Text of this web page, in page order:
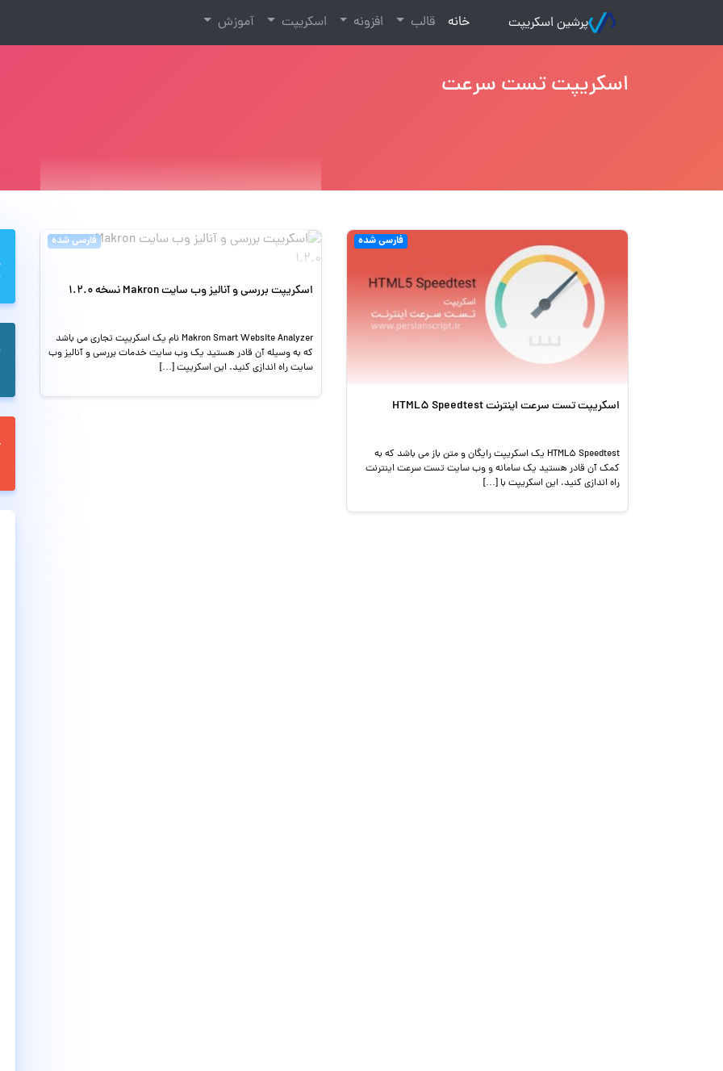
پرشین اسکریپت خانه
(current) قالب افزونه اسکریپت آموزش
اسکریپت تست سرعت
فارسی شده
اسکریپت تست سرعت اینترنت HTML5 Speedtest
HTML5 Speedtest یک اسکریپت رایگان و متن باز می باشد که به
کمک آن قادر هستید یک سامانه و وب سایت تست سرعت اینترنت
راه اندازی کنید. این اسکریپت با […]
فارسی شده
اسکریپت بررسی و آنالیز وب سایت Makron نسخه 1.2.0
Makron Smart Website Analyzer نام یک اسکریپت تجاری می باشد
که به وسیله آن قادر هستید یک وب سایت خدمات بررسی و آنالیز وب
سایت راه اندازی کنید. این اسکریپت […]